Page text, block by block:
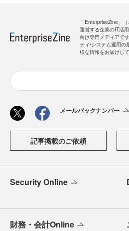
「EnterpriseZine」
運営する企業のIT活
向け専門メディアで
ティ/システム運用の
様な情報をお届けして
メールバックナンバー
記事掲載のご依頼
Security Online
財務・会計Online